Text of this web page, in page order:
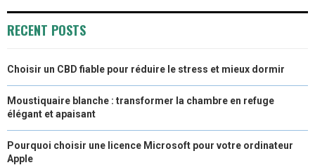
RECENT POSTS
Choisir un CBD fiable pour réduire le stress et mieux dormir
Moustiquaire blanche : transformer la chambre en refuge
élégant et apaisant
Pourquoi choisir une licence Microsoft pour votre ordinateur
Apple